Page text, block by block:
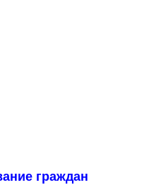
граждан